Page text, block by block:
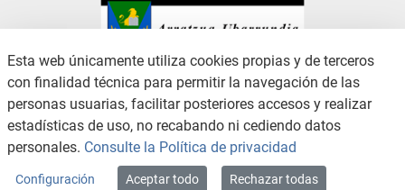
CONTACTO
AVISO LEGAL
CANAL DE DENUNCIAS
POLÍTICA DE PRIVACIDAD
POLÍTICA DE COOKIES
ACCESIBILIDAD
Esta web únicamente utiliza cookies propias y de terceros
con finalidad técnica para permitir la navegación de las
personas usuarias, facilitar posteriores accesos y realizar
estadísticas de uso, no recabando ni cediendo datos
personales. Consulte la Política de privacidad
Configuración Aceptar todo Rechazar todas